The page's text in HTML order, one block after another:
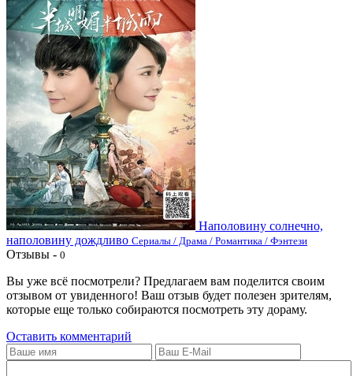
Наполовину солнечно,
наполовину дождливо Сериалы / Драма / Романтика / Фэнтези
Отзывы - 0
Вы уже всё посмотрели? Предлагаем вам поделится своим
отзывом от увиденного! Ваш отзыв будет полезен зрителям,
которые еще только собираются посмотреть эту дораму.
Оставить комментарий